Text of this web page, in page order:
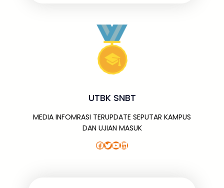
UTBK SNBT
MEDIA INFOMRASI TERUPDATE SEPUTAR KAMPUS
DAN UJIAN MASUK
Facebook Twitter YouTube LinkedIn